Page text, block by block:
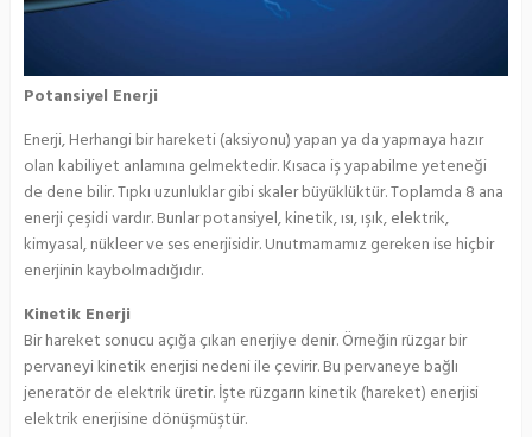
Potansiyel Enerji
Enerji, Herhangi bir hareketi (aksiyonu) yapan ya da yapmaya hazır
olan kabiliyet anlamına gelmektedir. Kısaca iş yapabilme yeteneği
de dene bilir. Tıpkı uzunluklar gibi skaler büyüklüktür. Toplamda 8 ana
enerji çeşidi vardır. Bunlar potansiyel, kinetik, ısı, ışık, elektrik,
kimyasal, nükleer ve ses enerjisidir. Unutmamamız gereken ise hiçbir
enerjinin kaybolmadığıdır.
Kinetik Enerji
Bir hareket sonucu açığa çıkan enerjiye denir. Örneğin rüzgar bir
pervaneyi kinetik enerjisi nedeni ile çevirir. Bu pervaneye bağlı
jeneratör de elektrik üretir. İşte rüzgarın kinetik (hareket) enerjisi
elektrik enerjisine dönüşmüştür.